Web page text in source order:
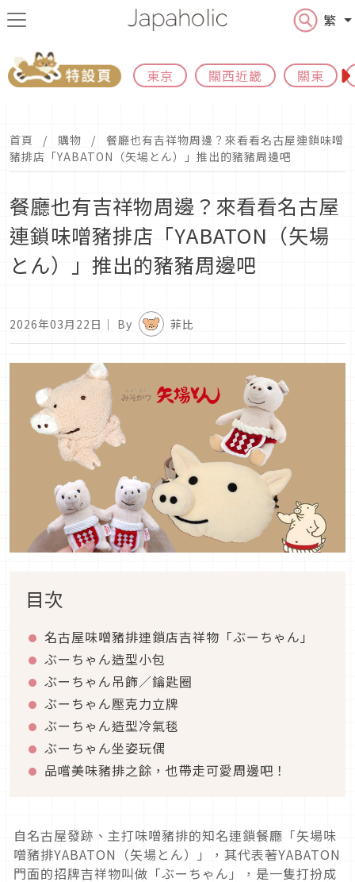
繁
東京 關西近畿 關東
首頁 購物
餐廳也有吉祥物周邊？來看看名古屋連鎖味噌
豬排店「YABATON（矢場とん）」推出的豬豬周邊吧
餐廳也有吉祥物周邊？來看看名古屋
連鎖味噌豬排店「YABATON（矢場
とん）」推出的豬豬周邊吧
2026年03月22日 ｜ By 菲比
目次
名古屋味噌豬排連鎖店吉祥物「ぶーちゃん」
ぶーちゃん造型小包
ぶーちゃん吊飾／鑰匙圈
ぶーちゃん壓克力立牌
ぶーちゃん造型冷氣毯
ぶーちゃん坐姿玩偶
品嚐美味豬排之餘，也帶走可愛周邊吧！
自名古屋發跡、主打味噌豬排的知名連鎖餐廳「矢場味
噌豬排YABATON（矢場とん）」，其代表著YABATON
門面的招牌吉祥物叫做「ぶーちゃん」，是一隻打扮成